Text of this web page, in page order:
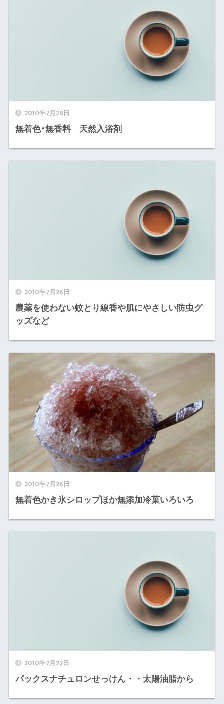
2010年7月28日
無着色･無香料 天然入浴剤
2010年7月26日
農薬を使わない蚊とり線香や肌にやさしい防虫グ
ッズなど
2010年7月26日
無着色かき氷シロップほか無添加冷菓いろいろ
2010年7月22日
パックスナチュロンせっけん・・太陽油脂から